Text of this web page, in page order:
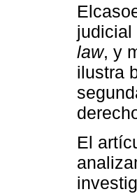
judicial
law, y
ilustra
El